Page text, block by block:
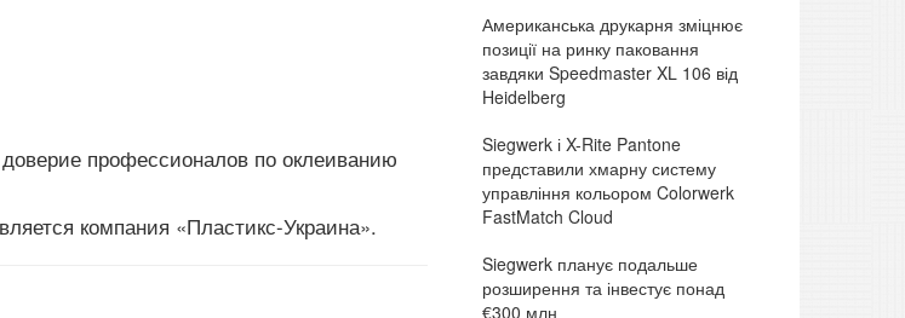
профессионалов по оклеиванию
компания «Пластикс-Украина».
Американська друкарня зміцнює
позиції на ринку паковання
завдяки Speedmaster XL 106 від
Heidelberg
Siegwerk і X-Rite Pantone
представили хмарну систему
управління кольором Colorwerk
FastMatch Cloud
Siegwerk планує подальше
розширення та інвестує понад
€300 млн